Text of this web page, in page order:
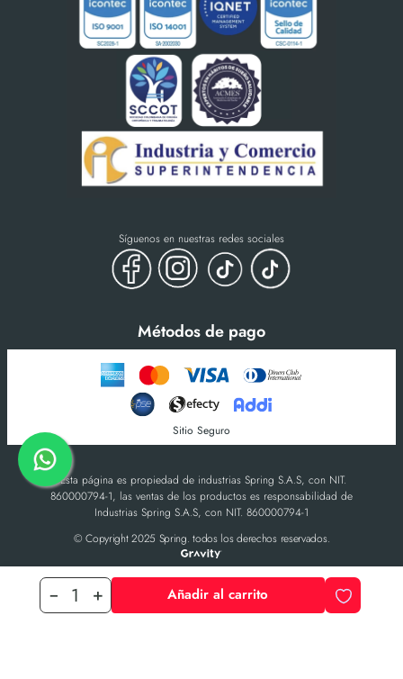
＋
－ Añadir al carrito
Síguenos en nuestras redes sociales
Métodos de pago
Sitio Seguro
-Esta página es propiedad de industrias Spring S.A.S, con NIT.
860000794-1, las ventas de los productos es responsabilidad de
Industrias Spring S.A.S, con NIT. 860000794-1
© Copyright 2025 Spring. todos los derechos reservados.